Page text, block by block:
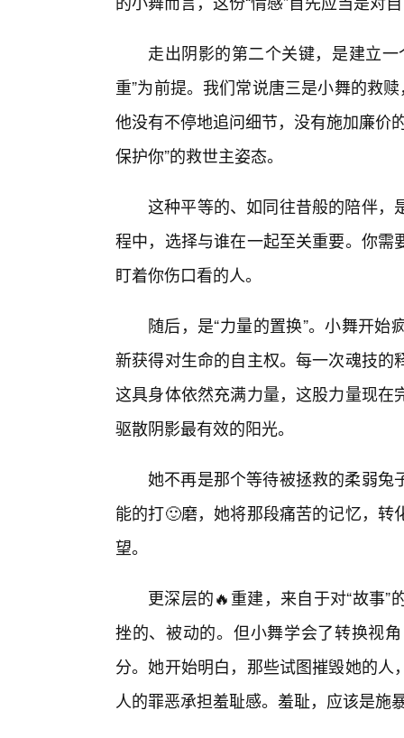
走出阴影的第二个关键，是建立
重”为前提。我们常说唐三是小舞的救
他没有不停地追问细节，没有施加廉价
保护你”的救世主姿态。
这种平等的、如同往昔般的陪伴，
程中，选择与谁在一起至关重要。你
盯着你伤口看的人。
随后，是“力量的置换”。小舞开
新获得对生命的自主权。每一次魂技
这具身体依然充满力量，这股力量现
驱散阴影最有效的阳光。
她不再是那个等待被拯救的柔弱兔
能的打🙂磨，她将那段痛苦的记忆，
望。
更深层的🔥重建，来自于对“故事
挫的、被动的。但小舞学会了转换视
分。她开始明白，那些试图摧毁她的
人的罪恶承担羞耻感。羞耻，应该是施